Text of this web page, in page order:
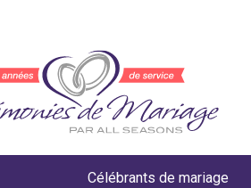
Célébrants de mariage